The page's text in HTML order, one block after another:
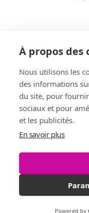
À propos des
Nous utilisons les
des informations
du site, pour
sociaux et pour
et les publicités.
En savoir plus
Powered by
All rights